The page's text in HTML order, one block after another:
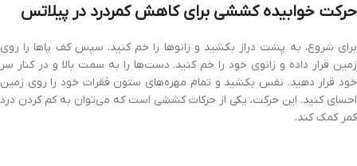
حرکت خوابیده کششی برای کاهش کمردرد در پیلاتس
برای شروع، به پشت دراز بکشید و زانوها را خم کنید. سپس کف پاها را روی
زمین قرار داده و زانوی خود را خم کنید. دست‌ها را به سمت بالا و در کنار سر
خود قرار دهید. نفس بکشید و تمام مهره‌های ستون فقرات خود را روی زمین
احسای کنید. این حرکت، یکی از حرکات کششی است که می‌توان به کم کردن درد
کمر کمک کند.